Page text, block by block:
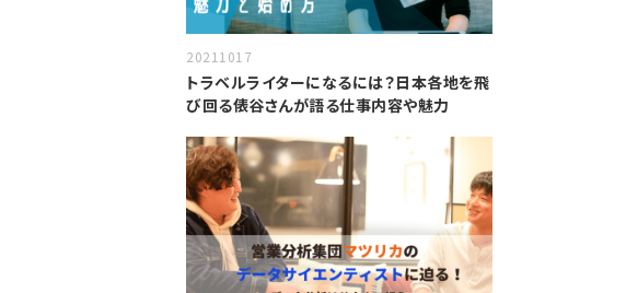
20211017
トラベルライターになるには？日本各地を飛
び回る俵谷さんが語る仕事内容や魅力